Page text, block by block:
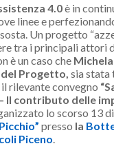
4.0è in
linee e
Un progetto
tra i principali attori
è un caso che
Progetto, sia stata
rilevante convegno
Il contributo delle
lo scorso 13
presso la
Piceno.